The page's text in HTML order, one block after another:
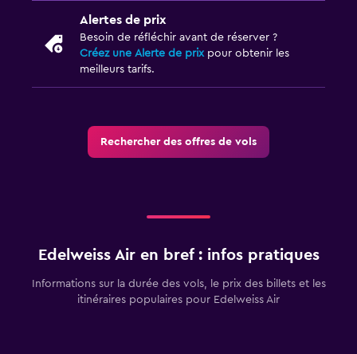
Alertes de prix
Besoin de réfléchir avant de réserver ?
Créez une Alerte de prix pour obtenir les
meilleurs tarifs.
Rechercher des offres de vols
Edelweiss Air en bref : infos pratiques
Informations sur la durée des vols, le prix des billets et les
itinéraires populaires pour Edelweiss Air